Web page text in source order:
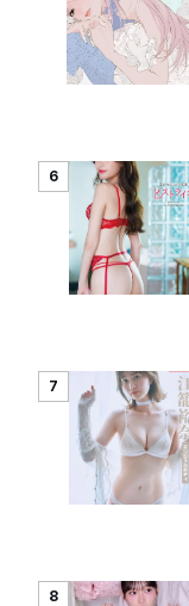
6
7
8